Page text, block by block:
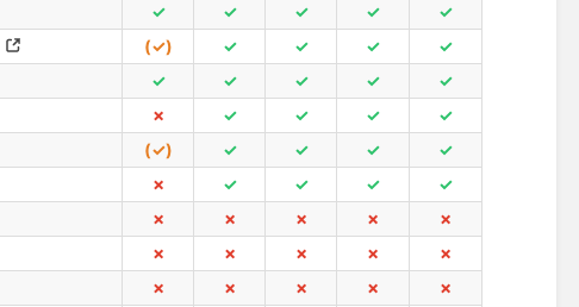
✓ ✓ ✓ ✓
✓
(✓) ✓ ✓ ✓
✓
✓ ✓ ✓ ✓
✓
✗ ✓ ✓ ✓
✓
(✓) ✓ ✓ ✓
✓
✗ ✓ ✓ ✓
✓
✗ ✗ ✗ ✗
✗
✗ ✗ ✗ ✗
✗
✗ ✗ ✗ ✗
✗